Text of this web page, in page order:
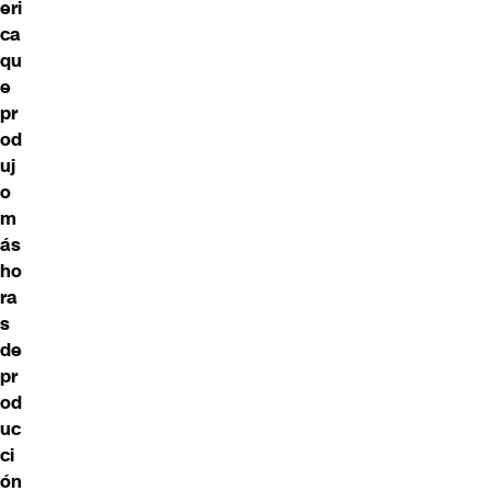
eri
ca
qu
e
pr
od
uj
o
m
ás
ho
ra
s
de
pr
od
uc
ci
ón